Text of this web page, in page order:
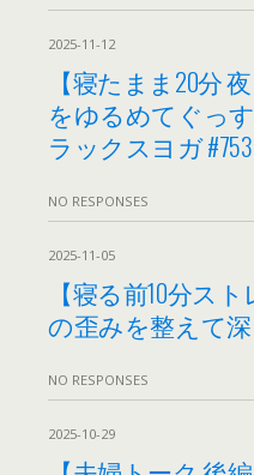
2025-11-12
【寝たまま20分
をゆるめてぐっ
ラックスヨガ #753
NO RESPONSES
2025-11-05
【寝る前10分ス
の歪みを整えて深
NO RESPONSES
2025-10-29